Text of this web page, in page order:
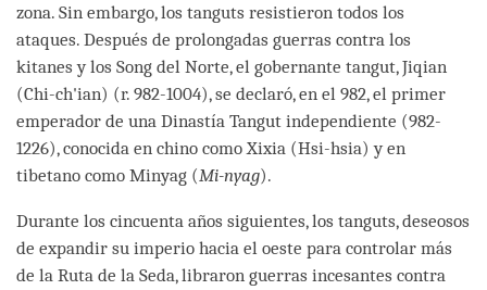
zona. Sin embargo, los tanguts resistieron todos los
ataques. Después de prolongadas guerras contra los
kitanes y los Song del Norte, el gobernante tangut, Jiqian
(Chi-ch'ian) (r. 982-1004), se declaró, en el 982, el primer
emperador de una Dinastía Tangut independiente (982-
1226), conocida en chino como Xixia (Hsi-hsia) y en
tibetano como Minyag (Mi-nyag).
Durante los cincuenta años siguientes, los tanguts, deseosos
de expandir su imperio hacia el oeste para controlar más
de la Ruta de la Seda, libraron guerras incesantes contra